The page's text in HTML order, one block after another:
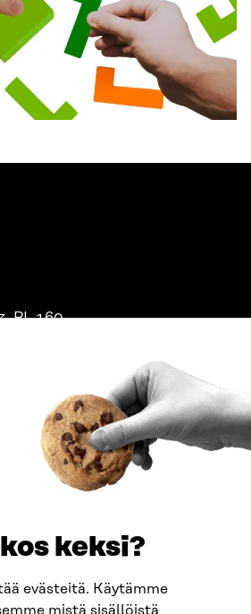
keksi?
evästeitä. Käytämme
mistä sisällöistä
PL 160,